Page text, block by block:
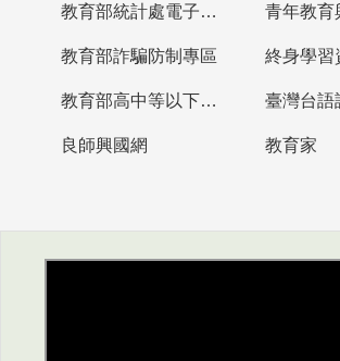
教育部統計處電子書櫃
教育部詐騙防制專區 終身學習
教育部高中等以下學校及幼兒園教師資格檢定考試
良師興國網
教育家